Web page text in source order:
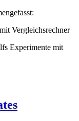
Vergleichsrechner
Experimente mit